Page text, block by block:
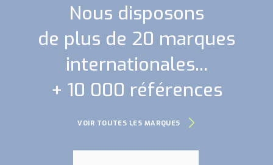
Nous disposons
de plus de 20 marques
internationales...
+ 10 000 références
VOIR TOUTES LES MARQUES